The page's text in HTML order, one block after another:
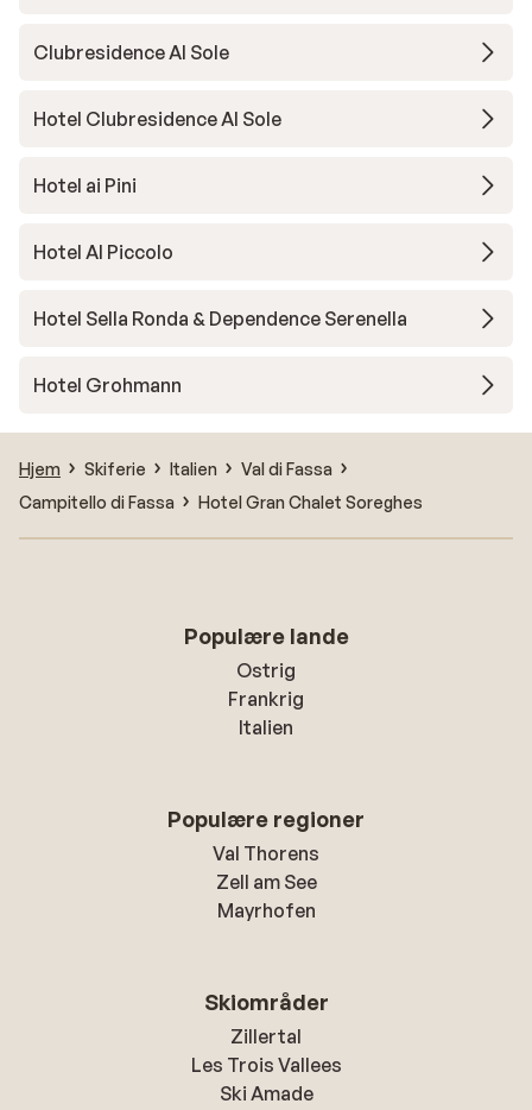
Clubresidence Al Sole
Hotel Clubresidence Al Sole
Hotel ai Pini
Hotel Al Piccolo
Hotel Sella Ronda & Dependence Serenella
Hotel Grohmann
Hjem Skiferie Italien
Val di Fassa
Campitello di Fassa
Hotel Gran Chalet Soreghes
Populære lande
Ostrig
Frankrig
Italien
Populære regioner
Val Thorens
Zell am See
Mayrhofen
Skiområder
Zillertal
Les Trois Vallees
Ski Amade